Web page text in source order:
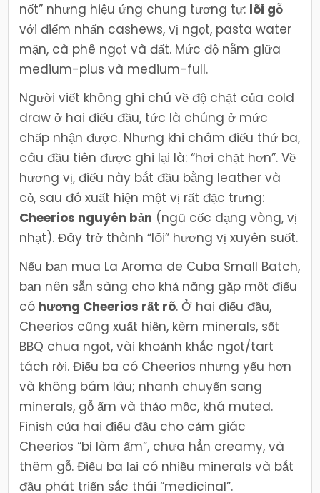
nốt” nhưng hiệu ứng chung tương tự: lõi gỗ
với điểm nhấn cashews, vị ngọt, pasta water
mặn, cà phê ngọt và đất. Mức độ nằm giữa
medium-plus và medium-full.
Người viết không ghi chú về độ chặt của cold
draw ở hai điếu đầu, tức là chúng ở mức
chấp nhận được. Nhưng khi châm điếu thứ ba,
câu đầu tiên được ghi lại là: “hơi chặt hơn”. Về
hương vị, điếu này bắt đầu bằng leather và
cỏ, sau đó xuất hiện một vị rất đặc trưng:
Cheerios nguyên bản (ngũ cốc dạng vòng, vị
nhạt). Đây trở thành “lõi” hương vị xuyên suốt.
Nếu bạn mua La Aroma de Cuba Small Batch,
bạn nên sẵn sàng cho khả năng gặp một điếu
có hương Cheerios rất rõ. Ở hai điếu đầu,
Cheerios cũng xuất hiện, kèm minerals, sốt
BBQ chua ngọt, vài khoảnh khắc ngọt/tart
tách rời. Điếu ba có Cheerios nhưng yếu hơn
và không bám lâu; nhanh chuyển sang
minerals, gỗ ẩm và thảo mộc, khá muted.
Finish của hai điếu đầu cho cảm giác
Cheerios “bị làm ẩm”, chưa hẳn creamy, và
thêm gỗ. Điếu ba lại có nhiều minerals và bắt
đầu phát triển sắc thái “medicinal”.